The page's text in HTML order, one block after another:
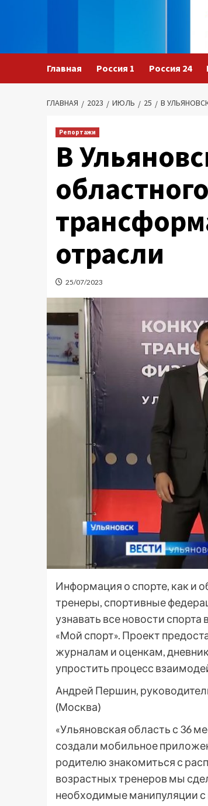
Главная Россия 1 Россия 24
ГЛАВНАЯ 2023 ИЮЛЬ 25 В
Репортажи
В
отрасли
25/07/2023
Информация о спорте, как и
тренеры, спортивные
узнавать все новости
«Мой спорт». Проект
журналам и оценкам,
упростить процесс
Андрей Першин,
(Москва)
«Ульяновская область с 36
создали мобильное
родителю знакомиться с
возрастных тренеров мы
необходимые манипуляции с